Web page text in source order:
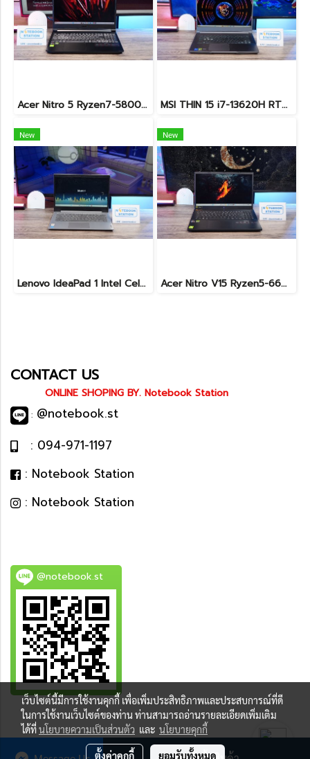
Acer Nitro 5 Ryzen7-5800H RTX-3060(6GB) Ram16 SSD512 จอ15.6 FHD 144Hz เกมมิ่งสเปคสูง เครื่องพร้อมใช้งาน ราคาสุดคุ้มเพียง 19,900.- MSI THIN 15 i7-13620H RTX-3050(4GB) Ram24 SSD512GB จอ15.6 FHD 144Hz เกมมิ่งสเปคสูง ดีไซน์สวยดูทันสมัย น้ำหนักเบาไม่ถึง2kg พร้อมประกันศูนย์2027 ราคาสุดคุ้มเพียง 23,900.-
New
Lenovo IdeaPad 1 Intel Celeron N4020 Ram4 SSD256GB จอ14.0 HD หน้าจอเล็กเหมาะแก่การพกพา ใช้งานทั่วไป ราคาถูกมาก เพียง 3,900.- พร้อมใช้งาน(สินค้ามีตำหนิขายถูกประกันร้าน7วัน)
New
Acer Nitro V15 Ryzen5-6600H RTX2050(4GB) RAM16 512GB SSD จอ15.6นิ้ว FHD 165Hz sRGB100% เกมมิ่งรุ่นใหม่ ดีไซน์เครื่องบาง สวยเท่ดูทันสมัย มีประกันศูนย์2028 ราคาสุดคุ้มเพียง 17,990.-
CONTACT US
ONLINE SHOPING BY. Notebook Station
: @notebook.st
: 094-971-1197
: Notebook Station
: Notebook Station
@notebook.st
BEST DEAL
เว็บไซต์นี้มีการใช้งานคุกกี้ เพื่อเพิ่มประสิทธิภาพและประสบการณ์ที่ดี
ในการใช้งานเว็บไซต์ของท่าน ท่านสามารถอ่านรายละเอียดเพิ่มเติม
ได้ที่นโยบายความเป็นส่วนตัว และ นโยบายคุกกี้
ตั้งค่าคุกกี้ ยอมรับทั้งหมด